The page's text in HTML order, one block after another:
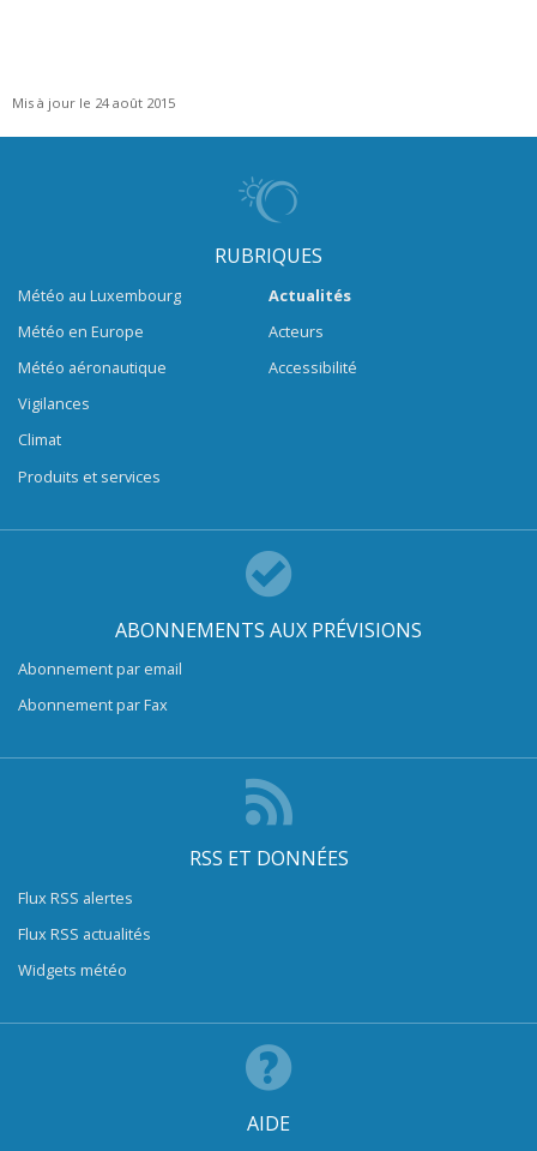
Mis à jour le 24 août 2015
RUBRIQUES
Météo au Luxembourg
Météo en Europe
Météo aéronautique
Vigilances
Climat
Produits et services
Actualités
Acteurs
Accessibilité
ABONNEMENTS AUX PRÉVISIONS
Abonnement par email
Abonnement par Fax
RSS ET DONNÉES
Flux RSS alertes
Flux RSS actualités
Widgets météo
AIDE